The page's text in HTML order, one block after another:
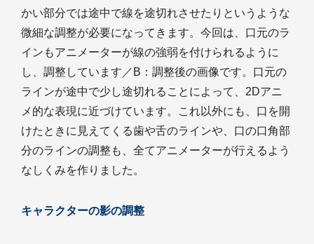
かい部分では途中で線を途切れさせたりというような
微細な調整が必要になってきます。今回は、口元のラ
インもアニメーターが線の強弱を付けられるように
し、調整しています／B：調整後の画像です。口元の
ラインが途中で少し途切れることによって、2Dアニ
メ的な表現に近づけています。これ以外にも、口を開
けたときに見えてくる歯や舌のラインや、口の口角部
分のラインの調整も、全てアニメーターが行えるよう
なしくみを作りました。
キャラクターの影の調整